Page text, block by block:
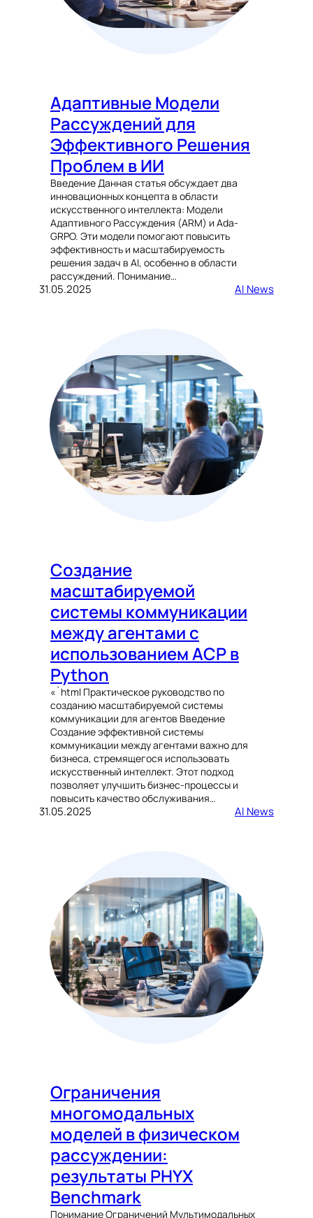
Адаптивные Модели
Рассуждений для
Эффективного Решения
Проблем в ИИ
Введение Данная статья обсуждает два
инновационных концепта в области
искусственного интеллекта: Модели
Адаптивного Рассуждения (ARM) и Ada-
GRPO. Эти модели помогают повысить
эффективность и масштабируемость
решения задач в AI, особенно в области
рассуждений. Понимание…
31.05.2025 AI News
Создание
масштабируемой
системы коммуникации
между агентами с
использованием ACP в
Python
«`html Практическое руководство по
созданию масштабируемой системы
коммуникации для агентов Введение
Создание эффективной системы
коммуникации между агентами важно для
бизнеса, стремящегося использовать
искусственный интеллект. Этот подход
позволяет улучшить бизнес-процессы и
повысить качество обслуживания…
31.05.2025 AI News
Ограничения
многомодальных
моделей в физическом
рассуждении:
результаты PHYX
Benchmark
Понимание Ограничений Мультимодальных